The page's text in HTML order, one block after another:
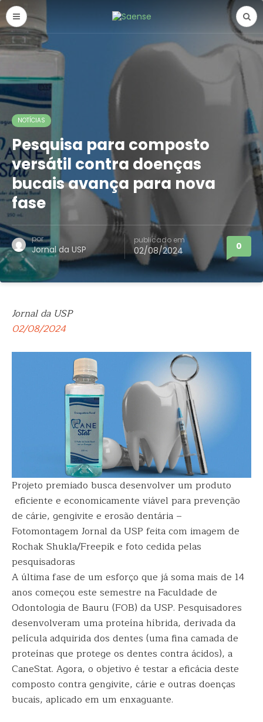
NOTÍCIAS
Pesquisa para composto
versátil contra doenças
bucais avança para nova
fase
por
Jornal da USP
publicado em
02/08/2024 0
Jornal da USP
02/08/2024
Projeto premiado busca desenvolver um produto
eficiente e economicamente viável para prevenção
de cárie, gengivite e erosão dentária –
Fotomontagem Jornal da USP feita com imagem de
Rochak Shukla/Freepik e foto cedida pelas
pesquisadoras
A última fase de um esforço que já soma mais de 14
anos começou este semestre na Faculdade de
Odontologia de Bauru (FOB) da USP. Pesquisadores
desenvolveram uma proteína híbrida, derivada da
película adquirida dos dentes (uma fina camada de
proteínas que protege os dentes contra ácidos), a
CaneStat. Agora, o objetivo é testar a eficácia deste
composto contra gengivite, cárie e outras doenças
bucais, aplicado em um enxaguante.